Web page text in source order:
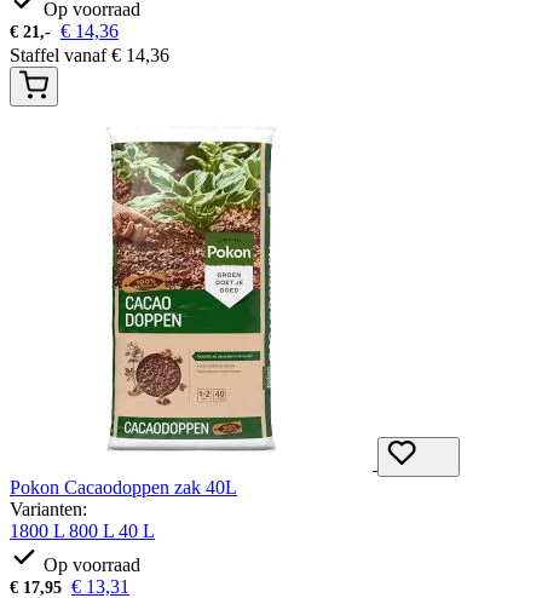
Op voorraad
€ 21,- € 14,36
Staffel vanaf€ 14,36
Pokon Cacaodoppen zak 40L
Varianten:
1800 L 800 L 40 L
Op voorraad
€ 17,95 € 13,31